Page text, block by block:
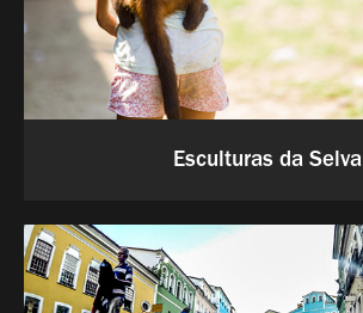
Esculturas da Selva